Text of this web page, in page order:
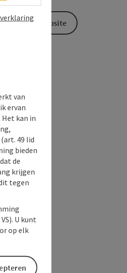
Naar de website
van
ervan
kan in
49 lid
bieden
de
krijgen
tegen
U kunt
op elk